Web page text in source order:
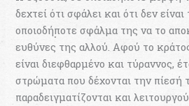
δεχτεί ότι σφάλει και ότι δεν
οποιοδήποτε σφάλμα της να το
ευθύνες της αλλού. Αφού το
είναι διεφθαρμένο και τύραννος,
στρώματα που δέχονται την πίεσή
παραδειγματίζονται και